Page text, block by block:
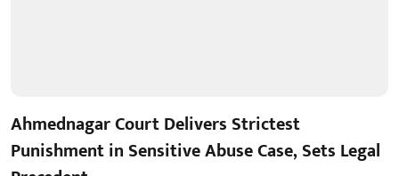
Ahmednagar Court Delivers Strictest
Punishment in Sensitive Abuse Case, Sets Legal